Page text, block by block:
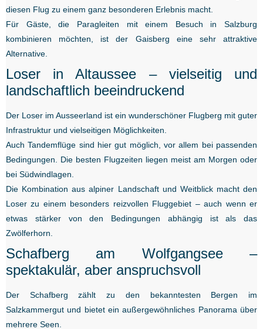
diesen Flug zu einem ganz besonderen Erlebnis macht.
Für Gäste, die Paragleiten mit einem Besuch in Salzburg
kombinieren möchten, ist der Gaisberg eine sehr attraktive
Alternative.
Loser in Altaussee – vielseitig und
landschaftlich beeindruckend
Der Loser im Ausseerland ist ein wunderschöner Flugberg mit guter
Infrastruktur und vielseitigen Möglichkeiten.
Auch Tandemflüge sind hier gut möglich, vor allem bei passenden
Bedingungen. Die besten Flugzeiten liegen meist am Morgen oder
bei Südwindlagen.
Die Kombination aus alpiner Landschaft und Weitblick macht den
Loser zu einem besonders reizvollen Fluggebiet – auch wenn er
etwas stärker von den Bedingungen abhängig ist als das
Zwölferhorn.
Schafberg am Wolfgangsee –
spektakulär, aber anspruchsvoll
Der Schafberg zählt zu den bekanntesten Bergen im
Salzkammergut und bietet ein außergewöhnliches Panorama über
mehrere Seen.